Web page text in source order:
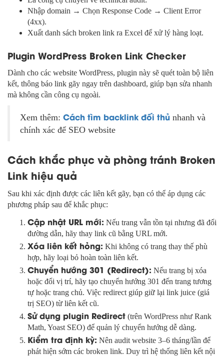
Nhập domain → Chọn Response Code → Client Error
(4xx).
Xuất danh sách broken link ra Excel để xử lý hàng loạt.
Plugin WordPress Broken Link Checker
Dành cho các website WordPress, plugin này sẽ quét toàn bộ liên
kết, thông báo link gãy ngay trên dashboard, giúp bạn sửa nhanh
mà không cần công cụ ngoài.
Xem thêm: Cách tìm backlink đối thủ nhanh và
chính xác để SEO website
Cách khắc phục và phòng tránh Broken
Link hiệu quả
Sau khi xác định được các liên kết gãy, bạn có thể áp dụng các
phương pháp sau để khắc phục:
Cập nhật URL mới: Nếu trang vẫn tồn tại nhưng đã đổi
đường dẫn, hãy thay link cũ bằng URL mới.
Xóa liên kết hỏng: Khi không có trang thay thế phù
hợp, hãy loại bỏ hoàn toàn liên kết.
Chuyển hướng 301 (Redirect): Nếu trang bị xóa
hoặc đổi vị trí, hãy tạo chuyển hướng 301 đến trang tương
tự hoặc trang chủ. Việc redirect giúp giữ lại link juice (giá
trị SEO) từ liên kết cũ.
Sử dụng plugin Redirect (trên WordPress như Rank
Math, Yoast SEO) để quản lý chuyển hướng dễ dàng.
Kiểm tra định kỳ: Nên audit website 3–6 tháng/lần để
phát hiện sớm các broken link. Duy trì hệ thống liên kết nội